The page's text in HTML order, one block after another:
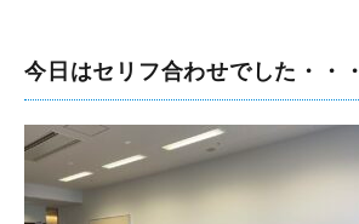
今日はセリフ合わせでした・・・